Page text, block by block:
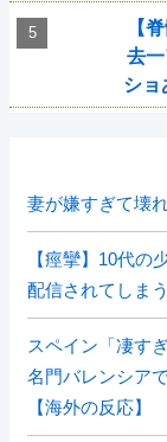
【
去
ショ
妻が嫌すぎて壊
【痙攣】10代の
配信されてしま
スペイン「凄す
名門バレンシア
【海外の反応】